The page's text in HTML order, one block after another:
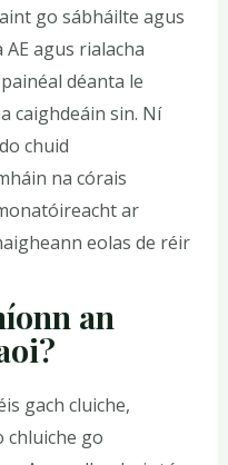
go sábháilte agus
agus rialacha
déanta le
caighdeáin sin. Ní
chuid
na córais
ar
eolas de réir
an
gach cluiche,
chluiche go